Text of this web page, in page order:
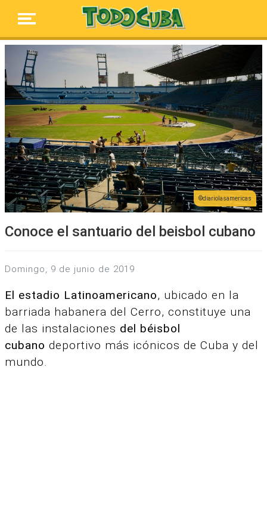
diariolasamericas
Conoce el santuario del beisbol cubano
domingo, 9 de junio de 2019
El estadio Latinoamericano, ubicado en la
barriada habanera del Cerro, constituye una
de las instalaciones del béisbol
cubano deportivo más icónicos de Cuba y del
mundo.